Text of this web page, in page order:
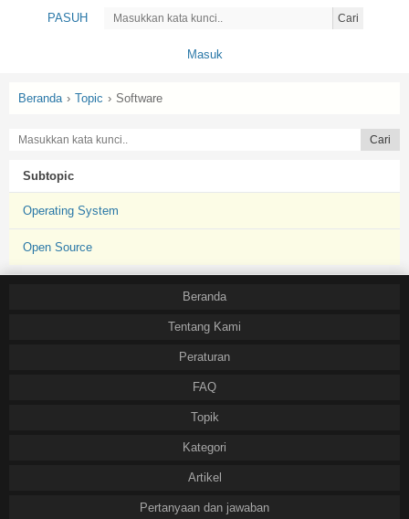
PASUH Cari
Masuk
Beranda › Topic › Software
Subtopic
Operating System
Open Source
Beranda
Tentang Kami
Peraturan
FAQ
Topik
Kategori
Artikel
Pertanyaan dan jawaban